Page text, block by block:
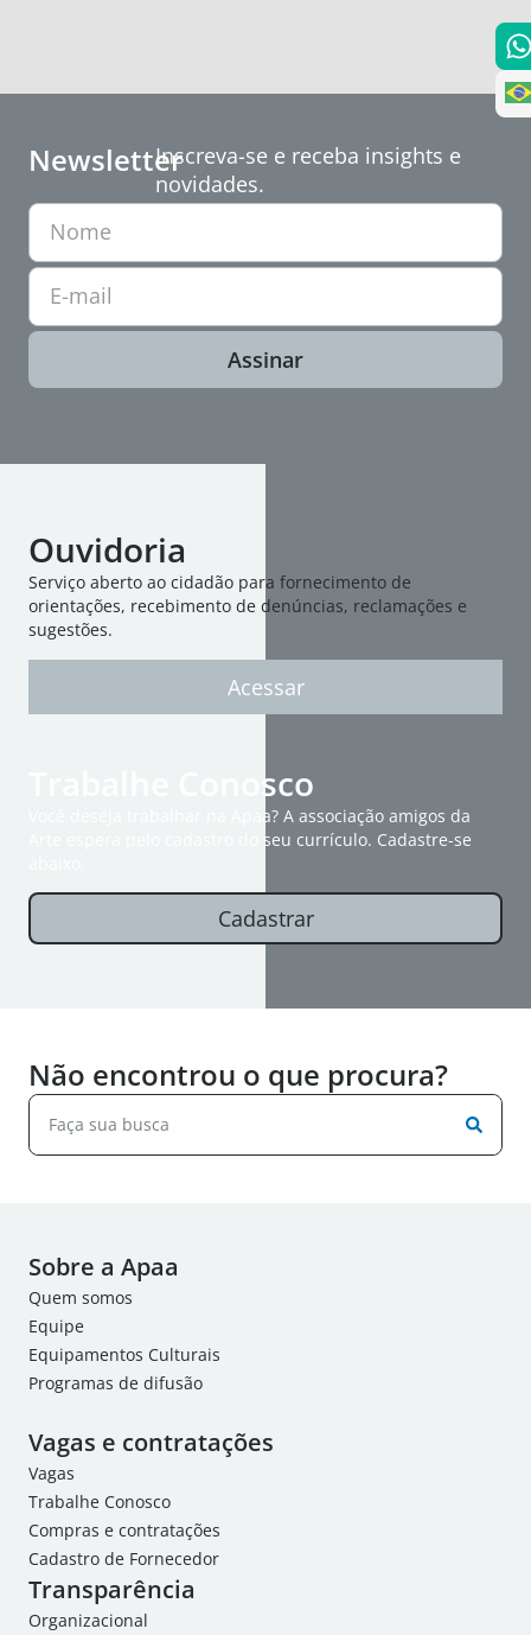
NewsletterInscreva-se e receba insights e
novidades.
Nome
E-mail
Assinar
Ouvidoria
Serviço aberto ao cidadão para fornecimento de
orientações, recebimento de denúncias, reclamações e
sugestões.
Acessar
Trabalhe Conosco
Você deseja trabalhar na Apaa? A associação amigos da
Arte espera pelo cadastro do seu currículo. Cadastre-se
Cadastrar
Não encontrou o que procura?
Sobre a Apaa
Quem somos
Equipe
Equipamentos Culturais
Programas de difusão
Vagas e contratações
Vagas
Trabalhe Conosco
Compras e contratações
Cadastro de Fornecedor
Transparência
Organizacional